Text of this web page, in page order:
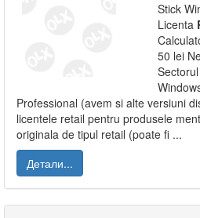
Stick
Licenta
50 lei
Professional (avem si alte versiuni
licentele retail pentru produsele
originala de tipul retail (poate fi ...
Детали...